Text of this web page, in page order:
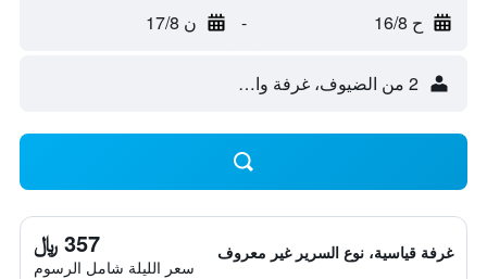
ح 16/8 - ن 17/8
2 من الضيوف، غرفة واحدة
غرفة قياسية، نوع السرير غير معروف 357 ﷼
سعر الليلة شامل الرسوم